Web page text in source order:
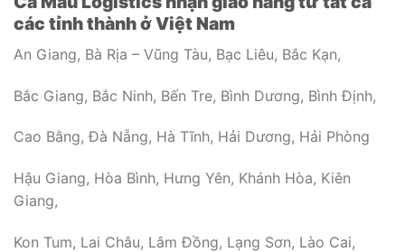
các tỉnh thành ở Việt Nam
An Giang, Bà Rịa – Vũng Tàu, Bạc Liêu, Bắc Kạn,
Bắc Giang, Bắc Ninh, Bến Tre, Bình Dương, Bình Định,
Cao Bằng, Đà Nẵng, Hà Tĩnh, Hải Dương, Hải Phòng
Hậu Giang, Hòa Bình, Hưng Yên, Khánh Hòa, Kiên
Giang,
Kon Tum, Lai Châu, Lâm Đồng, Lạng Sơn, Lào Cai,